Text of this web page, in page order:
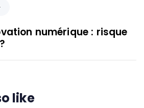
numérique : risque
like